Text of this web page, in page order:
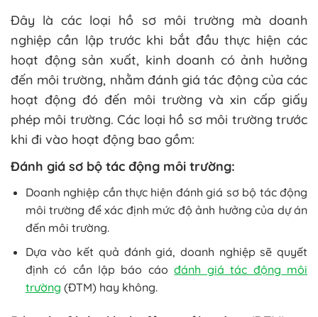
Đây là các loại hồ sơ môi trường mà doanh
nghiệp cần lập trước khi bắt đầu thực hiện các
hoạt động sản xuất, kinh doanh có ảnh hưởng
đến môi trường, nhằm đánh giá tác động của các
hoạt động đó đến môi trường và xin cấp giấy
phép môi trường. Các loại hồ sơ môi trường trước
khi đi vào hoạt động bao gồm:
Đánh giá sơ bộ tác động môi trường:
Doanh nghiệp cần thực hiện đánh giá sơ bộ tác động
môi trường để xác định mức độ ảnh hưởng của dự án
đến môi trường.
Dựa vào kết quả đánh giá, doanh nghiệp sẽ quyết
định có cần lập báo cáođánh giá tác động môi
trường (ĐTM) hay không.